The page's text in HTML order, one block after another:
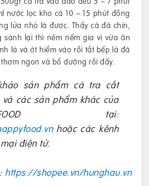
nước lọc kho cá 10 – 15 phút đồng
lửa nhỏ là được. Thấy cá đã chín,
sánh lại thì nêm nếm gia vị vừa ăn
lá và ớt hiểm vào rồi tắt bếp là đã
ngon và bổ dưỡng rồi đấy.
sản phẩm cá tra cắt
và các sản phẩm khác của
tại:
hoặc các kênh
điện tử.
https://shopee.vn/hunghau.vn